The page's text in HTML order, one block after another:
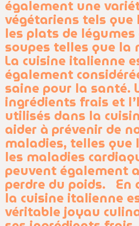
également une
végétariens tels que
les plats de
soupes telles que la
La cuisine italienne
également
saine pour la santé.
ingrédients frais et
utilisés dans la
aider à prévenir de
maladies, telles que
les maladies
peuvent également
perdre du poids. En
la cuisine italienne
véritable joyau